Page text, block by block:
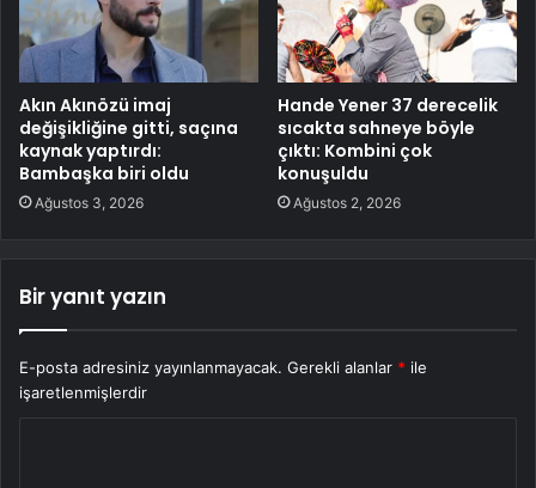
Akın Akınözü imaj
değişikliğine gitti, saçına
kaynak yaptırdı:
Bambaşka biri oldu
Ağustos 3, 2026
Hande Yener 37 derecelik
sıcakta sahneye böyle
çıktı: Kombini çok
konuşuldu
Ağustos 2, 2026
Bir yanıt yazın
E-posta adresiniz yayınlanmayacak. Gerekli alanlar * ile
işaretlenmişlerdir